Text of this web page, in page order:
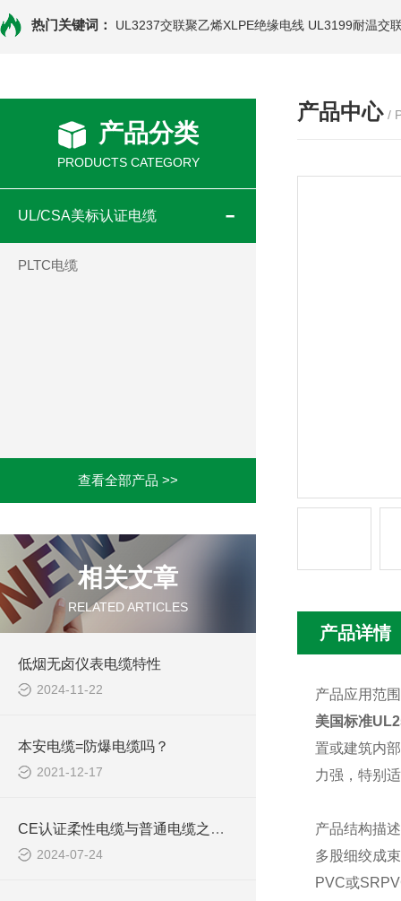
热门关键词： UL3237交联聚乙烯XLPE绝缘电线 UL3199耐温交
产品分类
PRODUCTS CATEGORY
UL/CSA美标认证电缆
PLTC电缆
查看全部产品 >>
相关文章
RELATED ARTICLES
低烟无卤仪表电缆特性
2024-11-22
本安电缆=防爆电缆吗？
2021-12-17
CE认证柔性电缆与普通电缆之间的区别你知道么
2024-07-24
产品中心 /
产品详情
产品应用范
美国标准
置或建筑内
力强，特别
产品结构描
多股细绞成
PVC或